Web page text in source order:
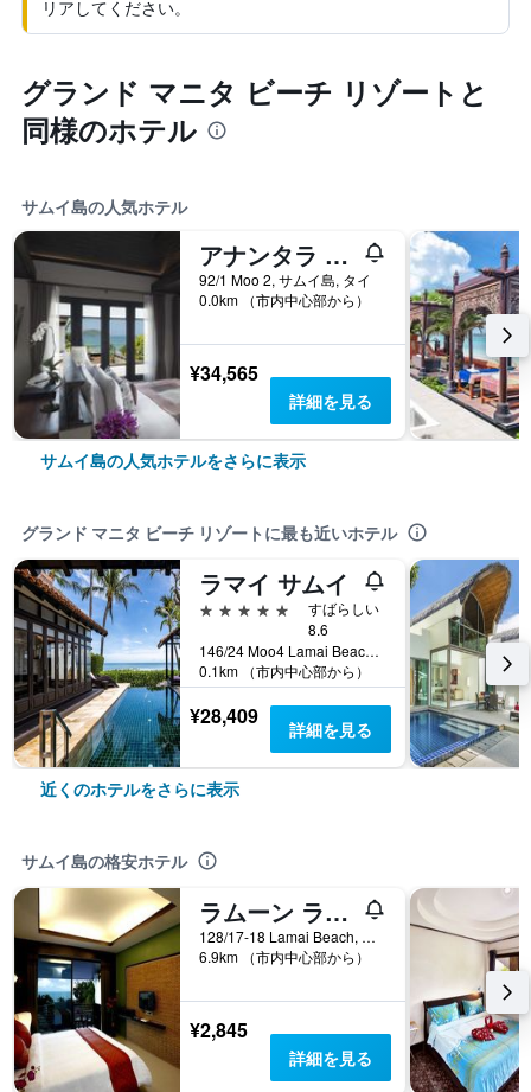
リアしてください。
グランド マニタ ビーチ リゾートと
同様のホテル
サムイ島の人気ホテル
アナンタラ ラワナ コ サムイ リゾート チャウエン
92/1 Moo 2, サムイ島, タイ
0.0km （市内中心部から）
¥34,565
詳細を見る
サムイ島の人気ホテルをさらに表示
グランド マニタ ビーチ リゾートに最も近いホテル
ラマイ サムイ
5つ星
すばらしい
8.6
146/24 Moo4 Lamai Beach, サムイ島, タイ
0.1km （市内中心部から）
¥28,409 詳細を見る
近くのホテルをさらに表示
サムイ島の格安ホテル
ラムーン ラマイ レジデンス
128/17-18 Lamai Beach, サムイ島, タイ
6.9km （市内中心部から）
¥2,845
詳細を見る